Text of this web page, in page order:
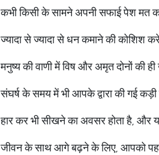
कभी किसी के सामने अपनी सफाई पेश मत
ज्यादा से ज्यादा से धन कमाने की कोशिश
मनुष्य की वाणी में विष और अमृत दोनों की ही
संघर्ष के समय में भी आपके द्वारा की गई
हार कर भी सीखने का अवसर होता है, और
जीवन के साथ आगे बढ़ने के लिए, आपको